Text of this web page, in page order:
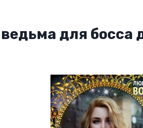
для босса